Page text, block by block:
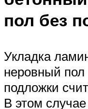
пол без
Укладка
неровный пол
подложки
В этом